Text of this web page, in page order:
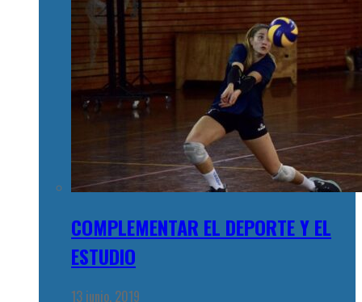
COMPLEMENTAR EL DEPORTE Y EL
ESTUDIO
13 junio, 2019